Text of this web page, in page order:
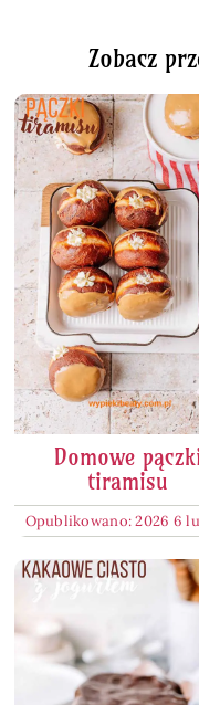
Zobacz
Domowe
tiramisu
Opublikowano: 2026 6